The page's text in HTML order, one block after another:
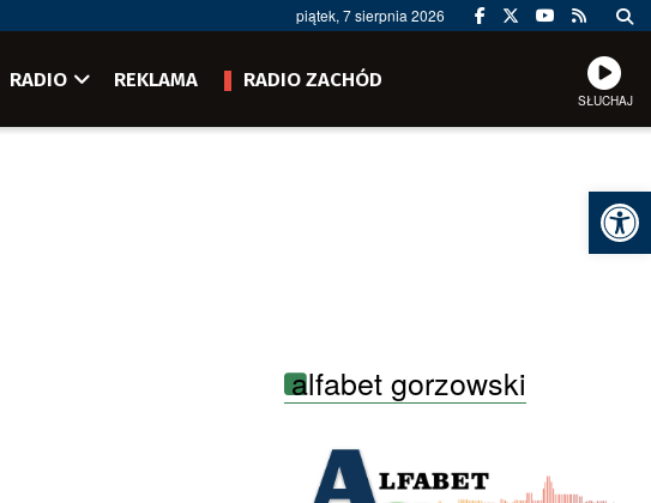
piątek, 7 sierpnia 2026
RADIO REKLAMA RADIO ZACHÓD
SŁUCHAJ
alfabet gorzowski